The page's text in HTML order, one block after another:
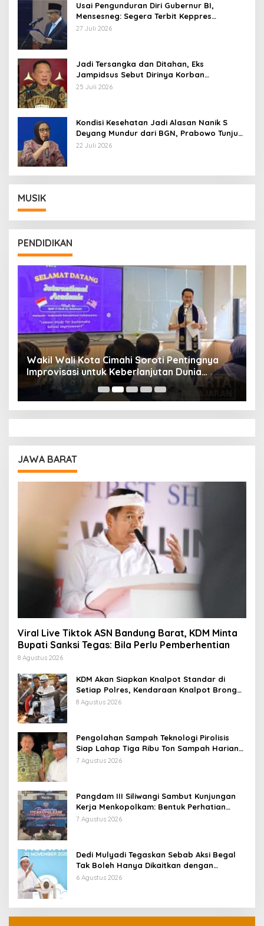
Usai Pengunduran Diri Gubernur BI,
Mensesneg: Segera Terbit Keppres
Pemberhentian dengan Hormat
27 Juli 2026
Jadi Tersangka dan Ditahan, Eks
Jampidsus Sebut Dirinya Korban
Kriminalisasi
25 Juli 2026
Kondisi Kesehatan Jadi Alasan Nanik S
Deyang Mundur dari BGN, Prabowo Tunjuk
Wamentan Sudaryono
22 Juli 2026
MUSIK
PENDIDIKAN
Wakil Wali Kota Cimahi Soroti Pentingnya
Improvisasi untuk Keberlanjutan Dunia
Pendidikan
JAWA BARAT
Viral Live Tiktok ASN Bandung Barat, KDM Minta
Bupati Sanksi Tegas: Bila Perlu Pemberhentian
8 Agustus 2026
KDM Akan Siapkan Knalpot Standar di
Setiap Polres, Kendaraan Knalpot Brong
Tertangkap Langsung Ganti
8 Agustus 2026
Pengolahan Sampah Teknologi Pirolisis
Siap Lahap Tiga Ribu Ton Sampah Harian
Jawa Barat
7 Agustus 2026
Pangdam III Siliwangi Sambut Kunjungan
Kerja Menkopolkam: Bentuk Perhatian
Pemerintah
7 Agustus 2026
Dedi Mulyadi Tegaskan Sebab Aksi Begal
Tak Boleh Hanya Dikaitkan dengan
Ekonomi
6 Agustus 2026